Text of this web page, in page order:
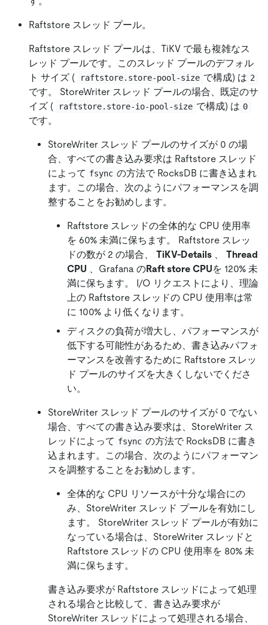
Raftstore スレッド プール。
Raftstore スレッド プールは、TiKV で最も複雑なス
レッド プールです。このスレッド プールのデフォル
ト サイズ (
raftstore.store-pool-size で構成) は 2
です。 StoreWriter スレッド プールの場合、既定のサ
イズ (
raftstore.store-io-pool-size で構成) は 0
です。
StoreWriter スレッド プールのサイズが 0 の場
合、すべての書き込み要求は Raftstore スレッド
によって fsync の方法で RocksDB に書き込まれ
ます。この場合、次のようにパフォーマンスを調
整することをお勧めします。
Raftstore スレッドの全体的な CPU 使用率
を 60% 未満に保ちます。 Raftstore スレッ
ドの数が 2 の場合、 TiKV-Details 、 Thread
CPU 、Grafana のRaft store CPUを 120% 未
満に保ちます。 I/O リクエストにより、理論
上の Raftstore スレッドの CPU 使用率は常
に 100% より低くなります。
ディスクの負荷が増大し、パフォーマンスが
低下する可能性があるため、書き込みパフォ
ーマンスを改善するために Raftstore スレッ
ド プールのサイズを大きくしないでくださ
い。
StoreWriter スレッド プールのサイズが 0 でない
場合、すべての書き込み要求は、StoreWriter ス
レッドによって fsync の方法で RocksDB に書き
込まれます。この場合、次のようにパフォーマン
スを調整することをお勧めします。
全体的な CPU リソースが十分な場合にの
み、StoreWriter スレッド プールを有効にし
ます。 StoreWriter スレッド プールが有効に
なっている場合は、StoreWriter スレッドと
Raftstore スレッドの CPU 使用率を 80% 未
満に保ちます。
書き込み要求が Raftstore スレッドによって処理
される場合と比較して、書き込み要求が
StoreWriter スレッドによって処理される場合、